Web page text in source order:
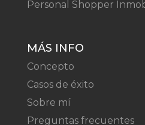
Personal Shopper
MÁS INFO
Concepto
Casos de éxito
Sobre mí
Preguntas frecuentes